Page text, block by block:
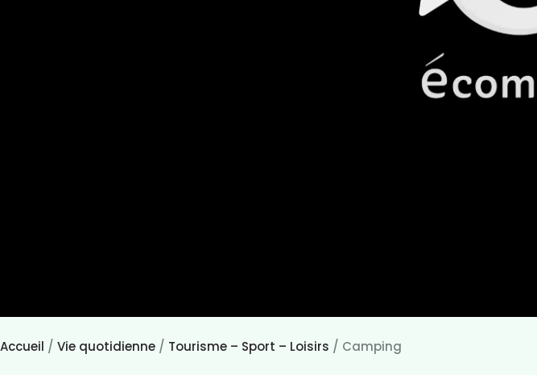
Accueil / Vie quotidienne / Tourisme – Sport – Loisirs / Camping